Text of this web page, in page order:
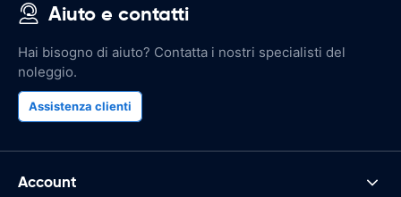
Aiuto e contatti
Hai bisogno di aiuto? Contatta i nostri specialisti del
noleggio.
Assistenza clienti
Account